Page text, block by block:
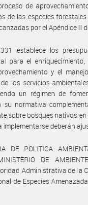
de
de las especies
por el Apéndice II
establece los
para el
y el
los servicios
un régimen de
normativa
sobre bosques nativos
deberán
DE POLITICA
DE
Administrativa de la
de Especies